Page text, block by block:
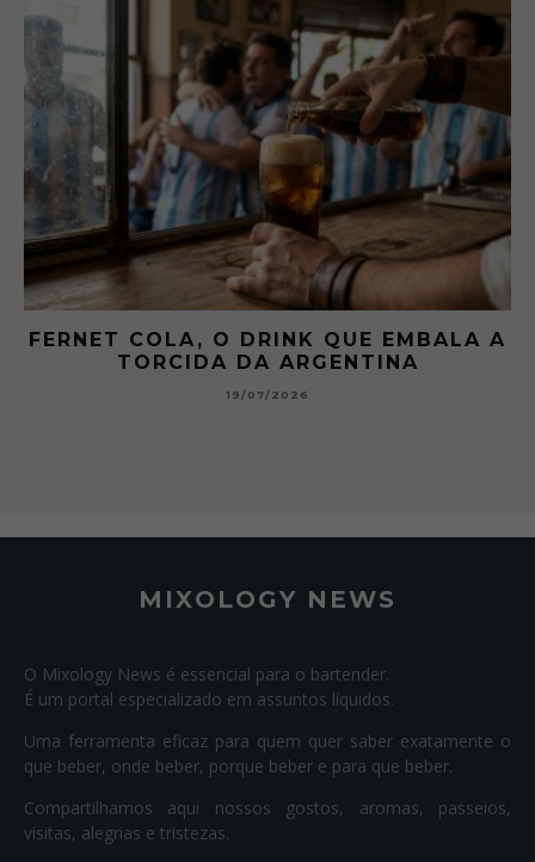
EMBALA A
GIBSON: O PICLES QUE
HISTÓRIA DOS
MIXOLOGY NEWS
O Mixology News é essencial para o bartender.
É um portal especializado em assuntos líquidos.
Uma ferramenta eficaz para quem quer saber exatamente o
que beber, onde beber, porque beber e para que beber.
Compartilhamos aqui nossos gostos, aromas, passeios,
visitas, alegrias e tristezas.